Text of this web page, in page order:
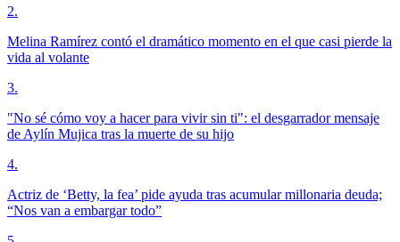
2.
Melina Ramírez contó el dramático momento en el que casi pierde la
vida al volante
3.
"No sé cómo voy a hacer para vivir sin ti": el desgarrador mensaje
de Aylín Mujica tras la muerte de su hijo
4.
Actriz de ‘Betty, la fea’ pide ayuda tras acumular millonaria deuda;
“Nos van a embargar todo”